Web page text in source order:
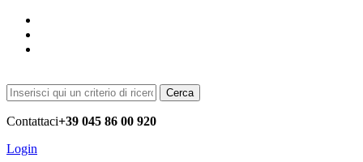
Cerca
Contattaci+39 045 86 00 920
Login